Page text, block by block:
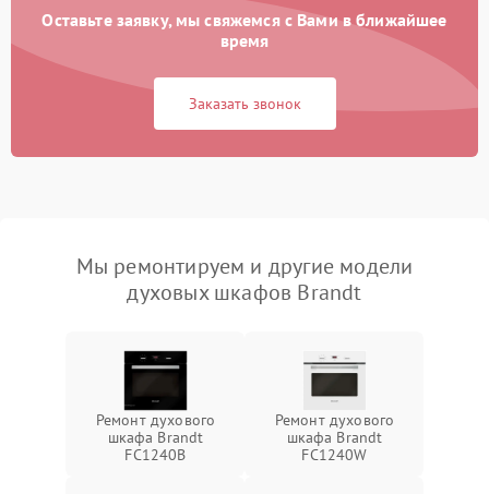
Оставьте заявку, мы свяжемся с Вами в ближайшее
время
Заказать звонок
Мы ремонтируем и другие модели
духовых шкафов Brandt
Ремонт духового
шкафа Brandt
FC1240B
Ремонт духового
шкафа Brandt
FC1240W